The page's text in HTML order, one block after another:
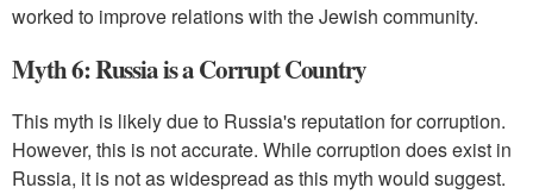
worked to improve relations with the Jewish community.
Myth 6: Russia is a Corrupt Country
This myth is likely due to Russia's reputation for corruption.
However, this is not accurate. While corruption does exist in
Russia, it is not as widespread as this myth would suggest.